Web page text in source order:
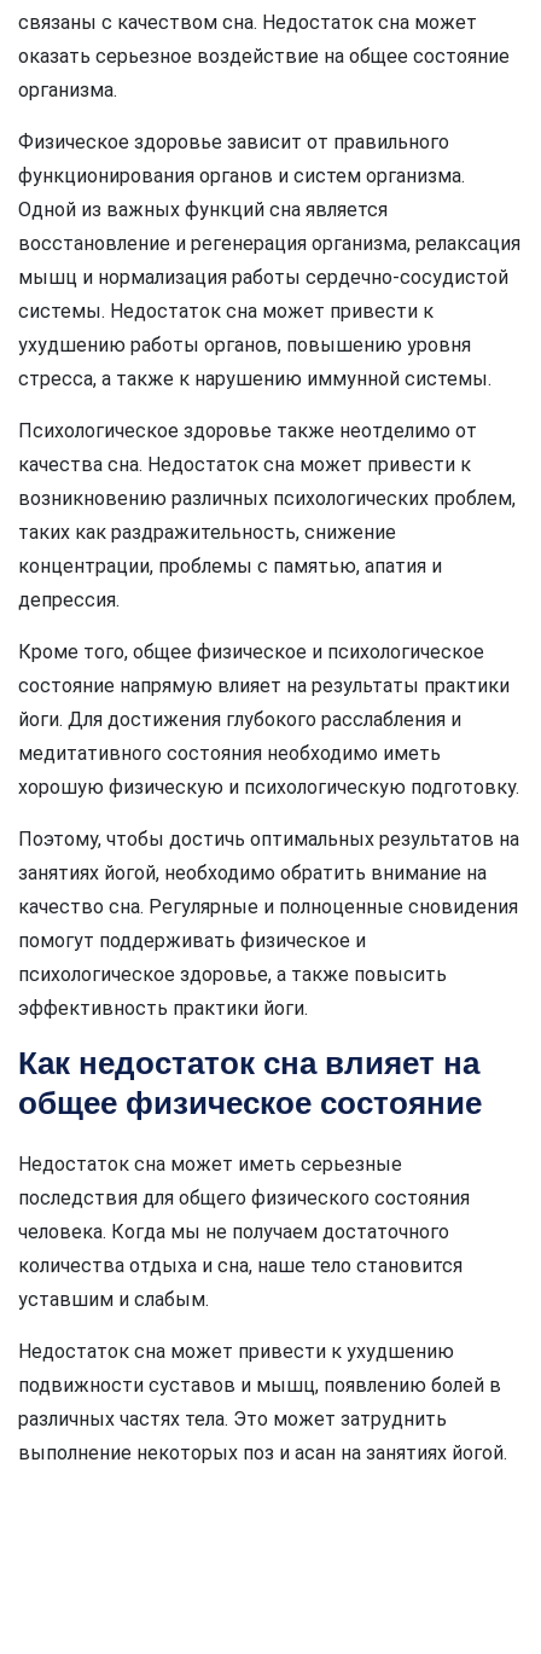
связаны с качеством сна. Недостаток сна может
оказать серьезное воздействие на общее состояние
организма.
Физическое здоровье зависит от правильного
функционирования органов и систем организма.
Одной из важных функций сна является
восстановление и регенерация организма, релаксация
мышц и нормализация работы сердечно-сосудистой
системы. Недостаток сна может привести к
ухудшению работы органов, повышению уровня
стресса, а также к нарушению иммунной системы.
Психологическое здоровье также неотделимо от
качества сна. Недостаток сна может привести к
возникновению различных психологических проблем,
таких как раздражительность, снижение
концентрации, проблемы с памятью, апатия и
депрессия.
Кроме того, общее физическое и психологическое
состояние напрямую влияет на результаты практики
йоги. Для достижения глубокого расслабления и
медитативного состояния необходимо иметь
хорошую физическую и психологическую подготовку.
Поэтому, чтобы достичь оптимальных результатов на
занятиях йогой, необходимо обратить внимание на
качество сна. Регулярные и полноценные сновидения
помогут поддерживать физическое и
психологическое здоровье, а также повысить
эффективность практики йоги.
Как недостаток сна влияет на
общее физическое состояние
Недостаток сна может иметь серьезные
последствия для общего физического состояния
человека. Когда мы не получаем достаточного
количества отдыха и сна, наше тело становится
уставшим и слабым.
Недостаток сна может привести к ухудшению
подвижности суставов и мышц, появлению болей в
различных частях тела. Это может затруднить
выполнение некоторых поз и асан на занятиях йогой.